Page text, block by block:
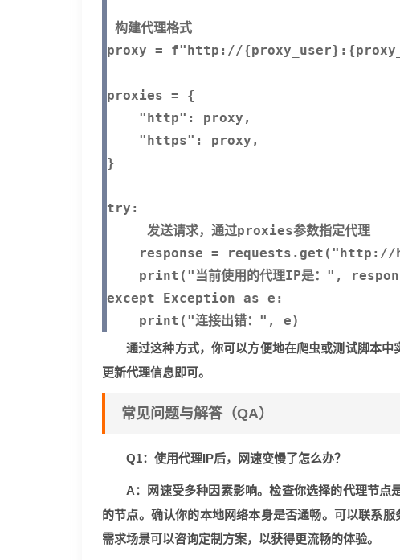
构建代理格式
proxy = f"http://
proxies = {
    "http": proxy,
    "https": proxy,
}
try:
     发送请求，通过proxies参数指定代理
response =
print("当前使用的代理IP是：",
except Exception as e:
通过这种方式，你可以方便地在爬虫或测试脚本
更新代理信息即可。
常见问题与解答（QA）
Q1：使用代理IP后，网速变慢了怎么办？
A：网速受多种因素影响。检查你选择的代理节点
的节点。确认你的本地网络本身是否通畅。可以联系
需求场景可以咨询定制方案，以获得更流畅的体验。